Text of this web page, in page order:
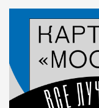
Город